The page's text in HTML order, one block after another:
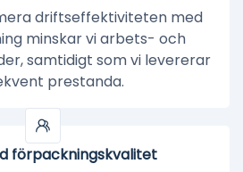
driftseffektiviteten med
minskar vi arbets- och
samtidigt som vi levererar
prestanda.
förpackningskvalitet